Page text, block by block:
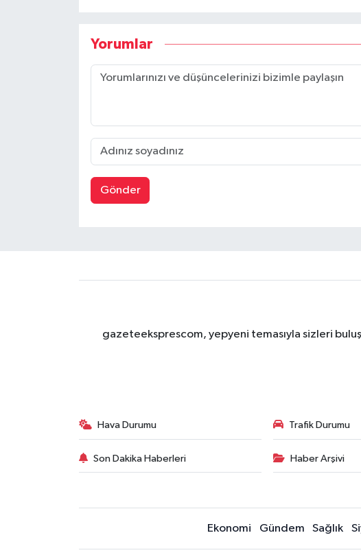
Yorumlar
Gönder
gazeteeksprescom, yepyeni temasıyla sizleri
Hava Durumu Trafik Durumu
Son Dakika Haberleri Haber Arşivi
Ekonomi Gündem Sağlık